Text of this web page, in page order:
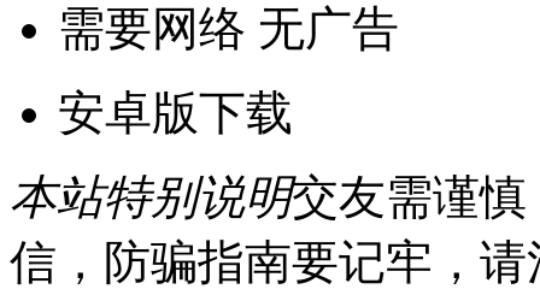
需要网络 无广告
安卓版下载
本站特别说明交友需谨
信，防骗指南要记牢，